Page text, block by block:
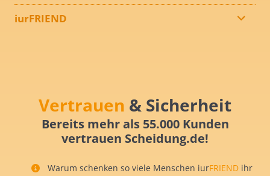
iurFRIEND
Vertrauen & Sicherheit
Bereits mehr als 55.000 Kunden
vertrauen Scheidung.de!
Warum schenken so viele Menschen iurFRIEND ihr